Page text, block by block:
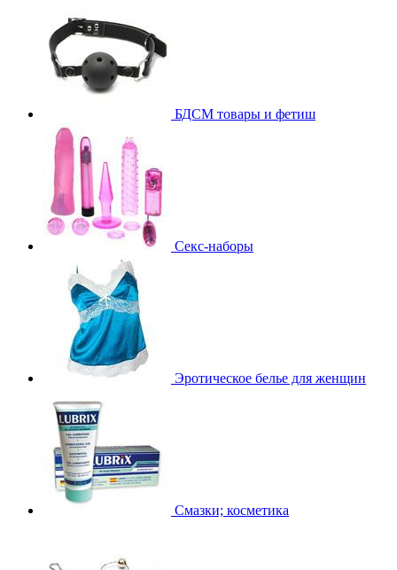
БДСМ товары и фетиш
Секс-наборы
Эротическое белье для женщин
Смазки; косметика